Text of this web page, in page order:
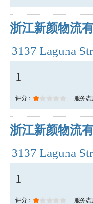
浙江新颜物流
3137 Laguna
1
评分： 服务态
浙江新颜物流
3137 Laguna
1
评分： 服务态